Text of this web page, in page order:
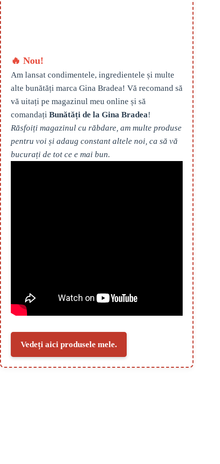
🔥 Nou!
Am lansat condimentele, ingredientele și multe
alte bunătăți marca Gina Bradea! Vă recomand să
vă uitați pe magazinul meu online și să
comandați Bunătăți de la Gina Bradea!
Răsfoiți magazinul cu răbdare, am multe produse
pentru voi și adaug constant altele noi, ca să vă
bucurați de tot ce e mai bun.
Vedeți aici produsele mele.